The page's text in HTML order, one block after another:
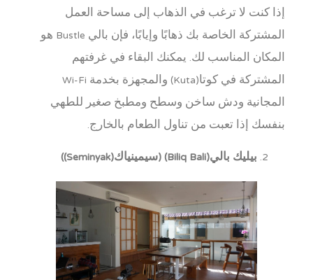
إذا كنت لا ترغب في الذهاب إلى مساحة العمل
المشتركة الخاصة بك ذهابًا وإيابًا، فإن بالي Bustle هو
المكان المناسب لك. يمكنك البقاء في غرفتهم
المشتركة في كوتا(Kuta) والمجهزة بخدمة Wi-Fi
المجانية ودش ساخن وسطح ومطبخ صغير للطهي
بنفسك إذا تعبت من تناول الطعام بالخارج.
بيليك بالي(Biliq Bali) (سيمينياك(Seminyak))